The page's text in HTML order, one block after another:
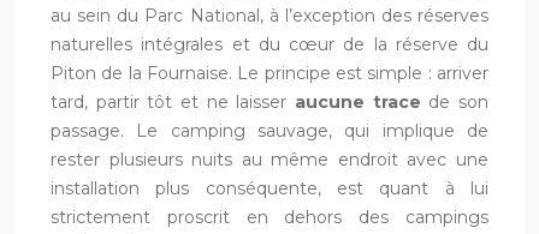
au sein du Parc National, à l’exception des réserves
naturelles intégrales et du cœur de la réserve du
Piton de la Fournaise. Le principe est simple : arriver
tard, partir tôt et ne laisser aucune trace de son
passage. Le camping sauvage, qui implique de
rester plusieurs nuits au même endroit avec une
installation plus conséquente, est quant à lui
strictement proscrit en dehors des campings